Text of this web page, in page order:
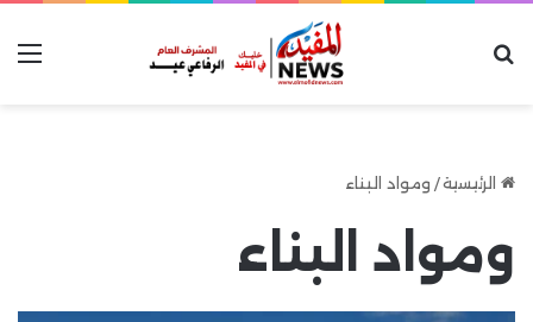
الرئيسية/ ومواد البناء
ومواد البناء